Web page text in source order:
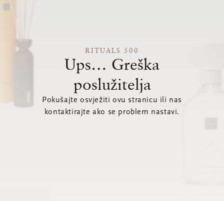
RITUALS 500
Ups… Greška
poslužitelja
Pokušajte osvježiti ovu stranicu ili nas
kontaktirajte ako se problem nastavi.